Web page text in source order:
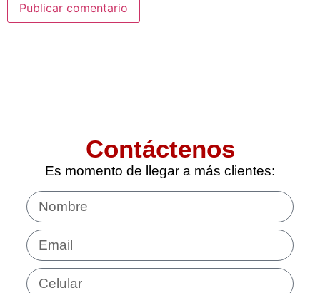
Contáctenos
Es momento de llegar a más clientes: